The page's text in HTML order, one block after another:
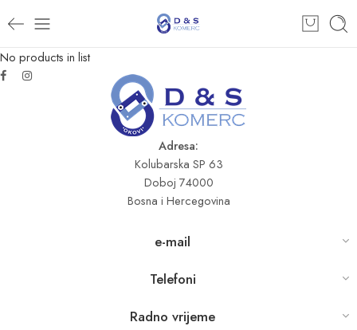
No products in list
Adresa:
Kolubarska SP 63
Doboj 74000
Bosna i Hercegovina
e-mail
Telefoni
Radno vrijeme